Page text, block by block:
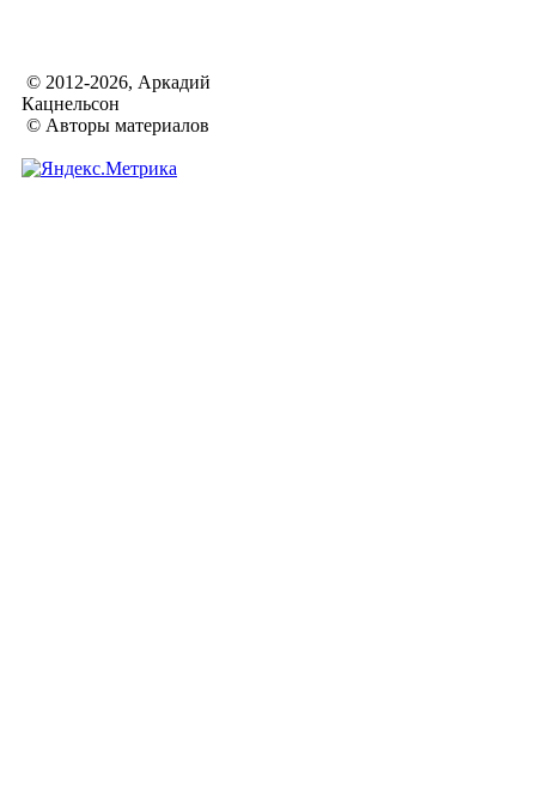
© 2012-2026, Аркадий
Кацнельсон
© Авторы материалов